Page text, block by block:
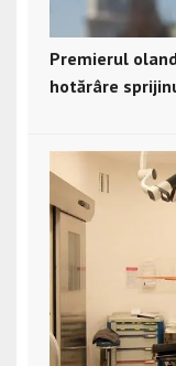
Premierul
hotărâre